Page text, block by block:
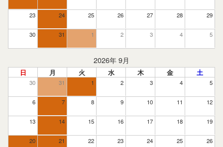
23 24 25 26 27 28 29
30 31 1 2 3 4 5
2026年 9月
日 月 火 水 木 金 土
30 31 1 2 3 4 5
6 7 8 9 10 11 12
13 14 15 16 17 18 19
20 21 22 23 24 25 26